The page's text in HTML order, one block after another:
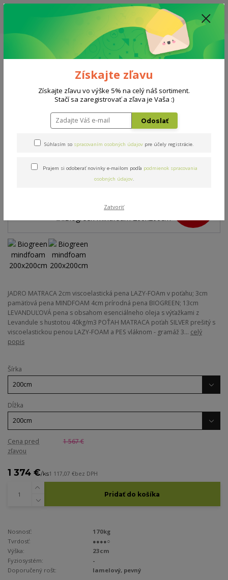
ZĽAVA: VŠETKY VYSTAVENÉ POSTELE ZA 400€ - CENA MATRACU A ROŠTU
PODĽA VÝBERU / DODACIA LEHOTA JE AKTUÁLNE 10-15 PRACOVNÝCH
Menu
0908 777 700 Po-So: 10-18 hod.
0
Matrace Biogreen mindfoam 200x200cm
Biogreen mindfoam
200x200cm
JADRO MATRACA 2cm viscoelastická pena LAZY-FOAm v poťahu; 3cm
pamäťová pena MINDFOAM 4cm prírodná pena BIOGREEN; 13cm
LEVANDUĽOVÁ pena s obsahom esenciálneho oleja s výťažkami z
Levandule s hustotou 40kg/m3 POŤAH MATRACA poťah SILVER prešitý s
viscoelastickou penou LAZY-FOAM a PES vláknom - gramáž 3... celý
popis
Šírka
Dĺžka
Cena pred
zľavou
1 567 €
1 374 €/ks1 117,07 €bez DPH
Pridať do košíka
Nosnosť:
170kg
Tvrdosť:
●●●●○
Výška:
23cm
Fyziosystém:
-
Doporučený rošt:
lamelový, pevný
Získajte zľavu
Získajte zľavu vo výške 5% na celý náš sortiment.
Stačí sa zaregistrovať a zľava je Vaša :)
Odoslať
Súhlasím so spracovaním osobných údajov pre účely registrácie.
Prajem si odoberať novinky e-mailom podľa podmienok spracovania
osobných údajov.
Zatvoriť